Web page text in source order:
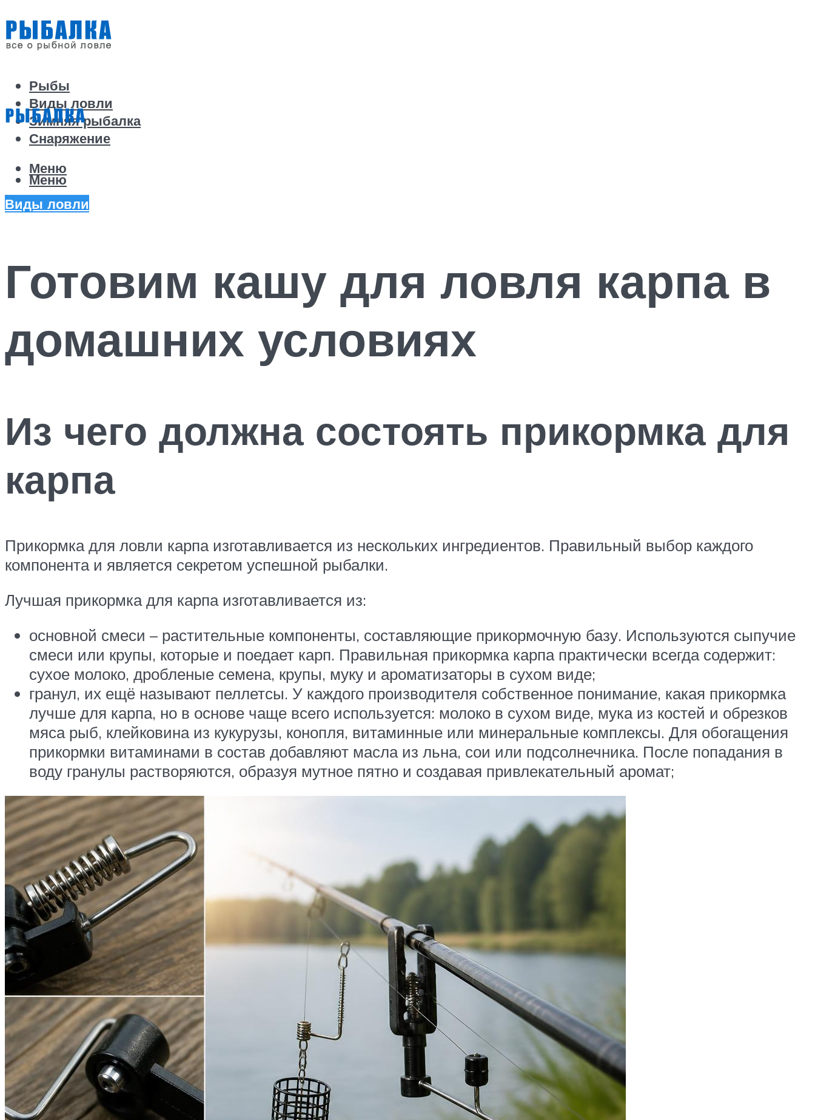
Рыбы
Виды ловли
Зимняя рыбалка
Снаряжение
Меню
Меню
Виды ловли
Готовим кашу для ловля карпа в
домашних условиях
Из чего должна состоять прикормка для
карпа
Прикормка для ловли карпа изготавливается из нескольких ингредиентов. Правильный выбор каждого
компонента и является секретом успешной рыбалки.
Лучшая прикормка для карпа изготавливается из:
основной смеси – растительные компоненты, составляющие прикормочную базу. Используются сыпучие
смеси или крупы, которые и поедает карп. Правильная прикормка карпа практически всегда содержит:
сухое молоко, дробленые семена, крупы, муку и ароматизаторы в сухом виде;
гранул, их ещё называют пеллетсы. У каждого производителя собственное понимание, какая прикормка
лучше для карпа, но в основе чаще всего используется: молоко в сухом виде, мука из костей и обрезков
мяса рыб, клейковина из кукурузы, конопля, витаминные или минеральные комплексы. Для обогащения
прикормки витаминами в состав добавляют масла из льна, сои или подсолнечника. После попадания в
воду гранулы растворяются, образуя мутное пятно и создавая привлекательный аромат;